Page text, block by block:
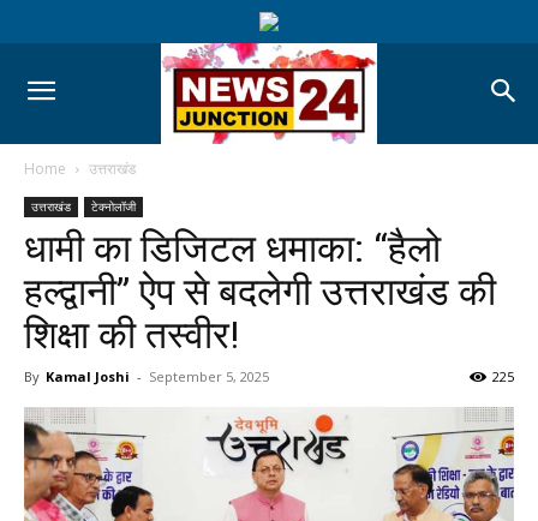
Home उत्तराखंड
उत्तराखंड टेक्नोलॉजी
धामी का डिजिटल धमाका: “हैलो
हल्द्वानी” ऐप से बदलेगी उत्तराखंड की
शिक्षा की तस्वीर!
By Kamal Joshi - September 5, 2025 225